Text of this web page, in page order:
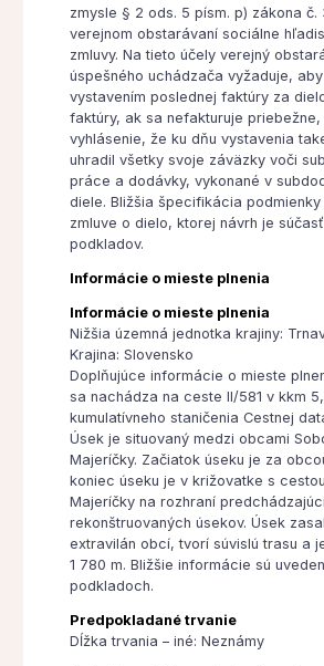
zmysle § 2 ods. 5 písm. p) zákona č.
verejnom obstarávaní sociálne
zmluvy. Na tieto účely verejný
úspešného uchádzača vyžaduje,
vystavením poslednej faktúry za
faktúry, ak sa nefakturuje
vyhlásenie, že ku dňu vystavenia
uhradil všetky svoje záväzky voči
práce a dodávky, vykonané v
diele. Bližšia špecifikácia
zmluve o dielo, ktorej návrh je
podkladov.
Informácie o mieste plnenia
Informácie o mieste plnenia
Nižšia územná jednotka krajiny:
Krajina: Slovensko
Doplňujúce informácie o mieste
sa nachádza na ceste II/581 v kkm
kumulatívneho staničenia Cestnej
Úsek je situovaný medzi obcami
Majeríčky. Začiatok úseku je za
koniec úseku je v križovatke s
Majeríčky na rozhraní
rekonštruovaných úsekov. Úsek
extravilán obcí, tvorí súvislú trasu a
1 780 m. Bližšie informácie sú
podkladoch.
Predpokladané trvanie
Dĺžka trvania – iné: Neznámy